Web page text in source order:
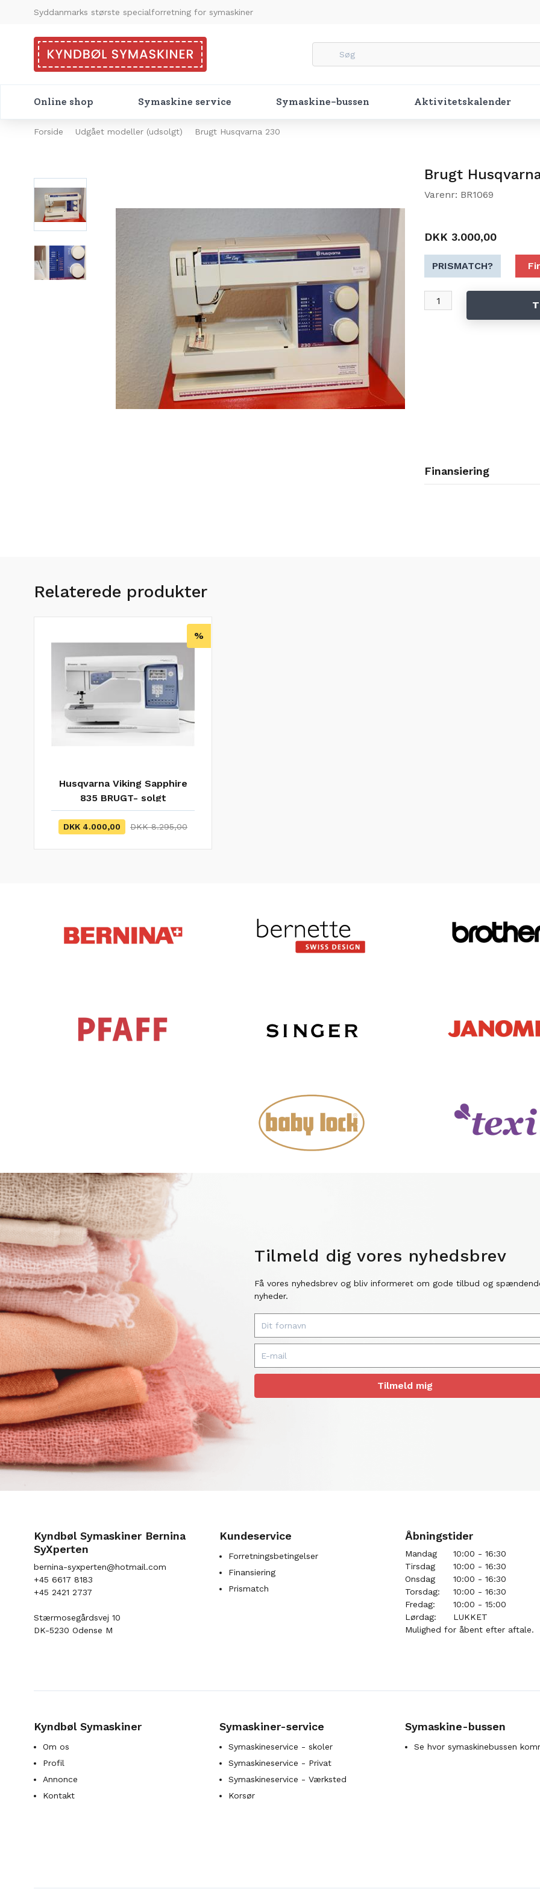
Syddanmarks største specialforretning for symaskiner
Online shop Symaskine service Symaskine-bussen Aktivitetskalender
Forside Udgået modeller (udsolgt) Brugt Husqvarna 230
Brugt
Varenr: BR1069
DKK 3.000,00
PRISMATCH?
Finansiering
Relaterede produkter
%
Husqvarna Viking Sapphire
835 BRUGT- solgt
DKK 4.000,00 DKK 8.295,00
Tilmeld dig vores nyhedsbrev
Få vores nyhedsbrev og bliv informeret om gode tilbud og
nyheder.
Tilmeld mig
Kyndbøl Symaskiner Bernina
SyXperten
bernina-syxperten@hotmail.com
+45 6617 8183
+45 2421 2737
Stærmosegårdsvej 10
DK-5230 Odense M
Kundeservice
Forretningsbetingelser
Finansiering
Prismatch
Åbningstider
Mandag
10:00 - 16:30
Tirsdag
10:00 - 16:30
Onsdag
10:00 - 16:30
Torsdag:
10:00 - 16:30
Fredag:
10:00 - 15:00
Lørdag:
LUKKET
Mulighed for åbent efter aftale.
Kyndbøl Symaskiner
Om os
Profil
Annonce
Kontakt
Symaskiner-service
Symaskineservice - skoler
Symaskineservice - Privat
Symaskineservice - Værksted
Korsør
Symaskine-bussen
Se hvor symaskinebussen